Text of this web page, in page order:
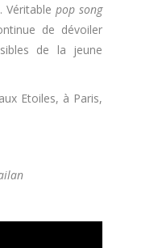
Véritable pop song
de dévoiler
de la jeune
Etoiles, à Paris,